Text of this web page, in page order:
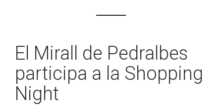
El Mirall de Pedralbes
participa a la Shopping
Night